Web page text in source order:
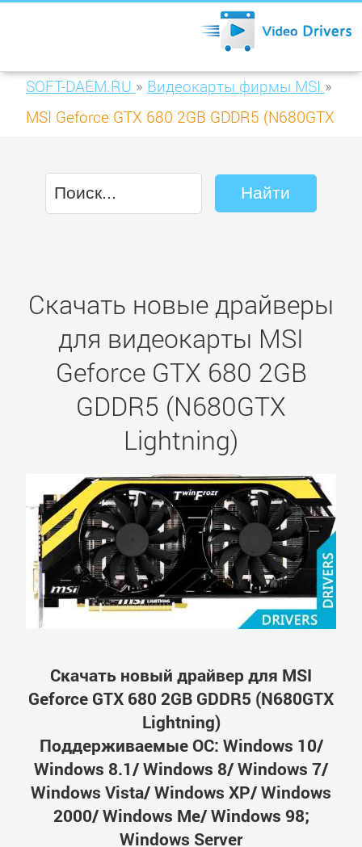
SOFT-DAEM.RU » Видеокарты фирмы MSI »
MSI Geforce GTX 680 2GB GDDR5 (N680GTX
Скачать новые драйверы
для видеокарты MSI
Geforce GTX 680 2GB
GDDR5 (N680GTX
Lightning)
Скачать новый драйвер для MSI
Geforce GTX 680 2GB GDDR5 (N680GTX
Lightning)
Поддерживаемые ОС: Windows 10/
Windows 8.1/ Windows 8/ Windows 7/
Windows Vista/ Windows XP/ Windows
2000/ Windows Me/ Windows 98;
Windows Server